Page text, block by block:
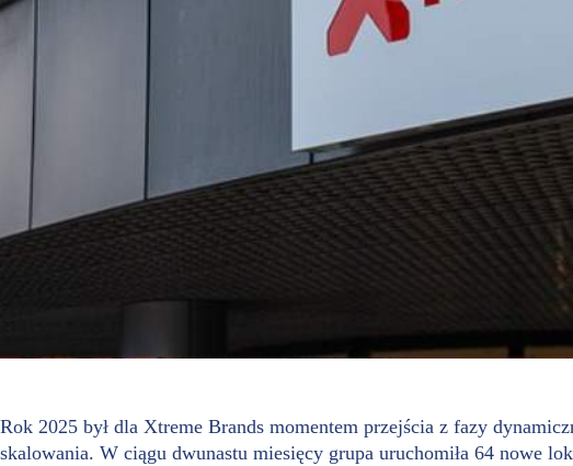
Rok 2025 był dla Xtreme Brands momentem przejścia z fazy
skalowania. W ciągu dwunastu miesięcy grupa uruchomiła 64 nowe